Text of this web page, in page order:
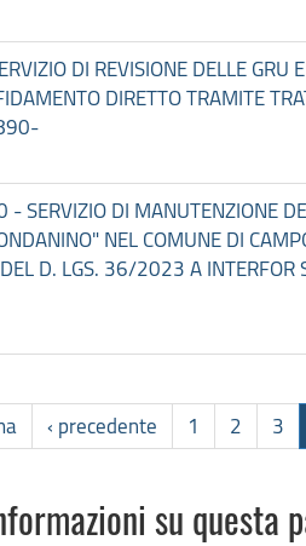
DI REVISIONE DELLE GRU E
DIRETTO TRAMITE
DI MANUTENZIONE DEL
NEL COMUNE DI
D. LGS. 36/2023 A
‹ precedente 1 2 3
su questa